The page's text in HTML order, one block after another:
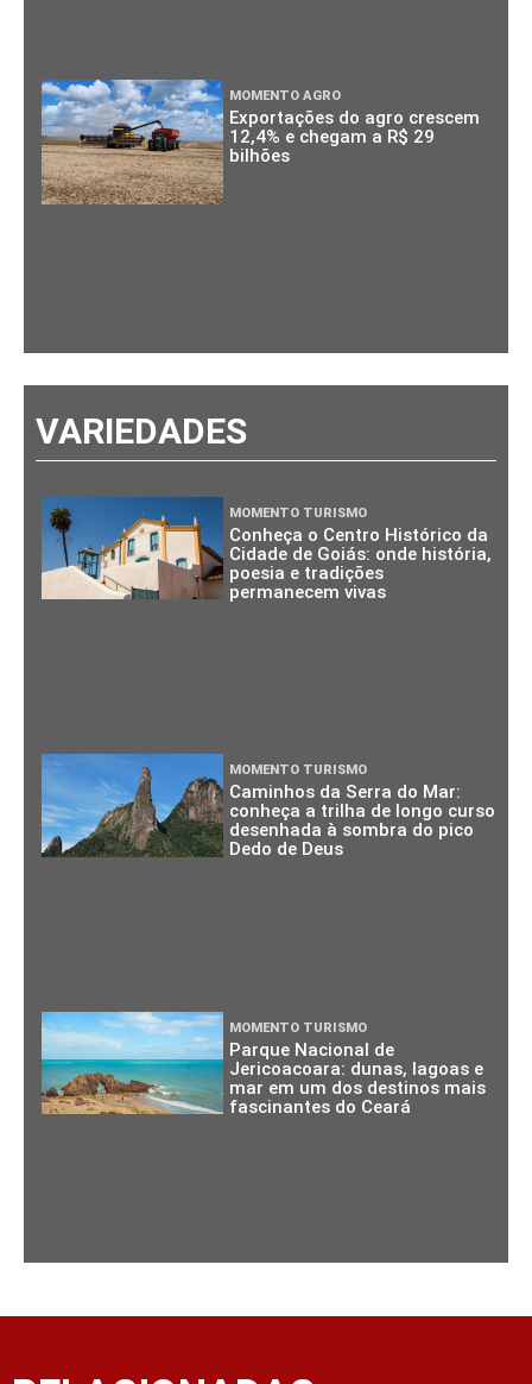
MOMENTO AGRO
Exportações do agro crescem
12,4% e chegam a R$ 29
bilhões
VARIEDADES
MOMENTO TURISMO
Conheça o Centro Histórico da
Cidade de Goiás: onde história,
poesia e tradições
permanecem vivas
MOMENTO TURISMO
Caminhos da Serra do Mar:
conheça a trilha de longo curso
desenhada à sombra do pico
Dedo de Deus
MOMENTO TURISMO
Parque Nacional de
Jericoacoara: dunas, lagoas e
mar em um dos destinos mais
fascinantes do Ceará